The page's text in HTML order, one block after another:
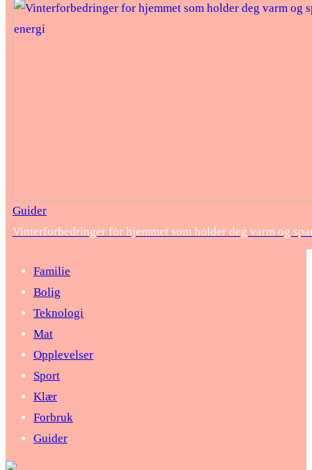
Guider
Vinterforbedringer for hjemmet som holder deg varm og
Familie
Bolig
Teknologi
Mat
Opplevelser
Sport
Klær
Forbruk
Guider